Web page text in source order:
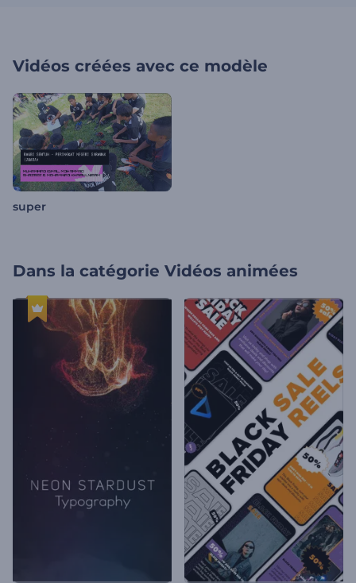
Vidéos créées avec ce modèle
super
Dans la catégorie Vidéos animées